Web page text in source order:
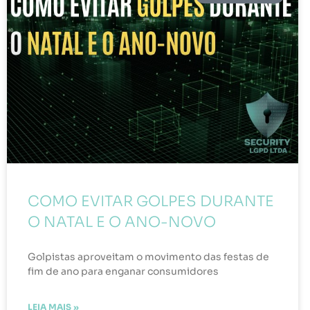
COMO EVITAR GOLPES DURANTE
O NATAL E O ANO-NOVO
Golpistas aproveitam o movimento das festas de
fim de ano para enganar consumidores
LEIA MAIS »